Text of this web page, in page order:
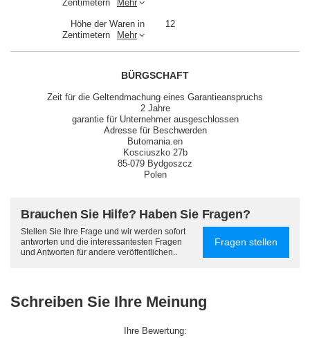
Zentimetern
Mehr
Höhe der Waren in
Zentimetern
Mehr
12
BÜRGSCHAFT
Zeit für die Geltendmachung eines Garantieanspruchs
2 Jahre
garantie für Unternehmer ausgeschlossen
Adresse für Beschwerden
Butomania.en
Kosciuszko 27b
85-079 Bydgoszcz
Polen
Brauchen Sie Hilfe? Haben Sie Fragen?
Stellen Sie Ihre Frage und wir werden sofort
antworten und die interessantesten Fragen
und Antworten für andere veröffentlichen..
Fragen stellen
Schreiben Sie Ihre Meinung
Ihre Bewertung: